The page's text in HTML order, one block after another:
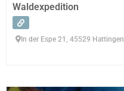
Waldexpedition
In der Espe 21, 45529 Hattingen